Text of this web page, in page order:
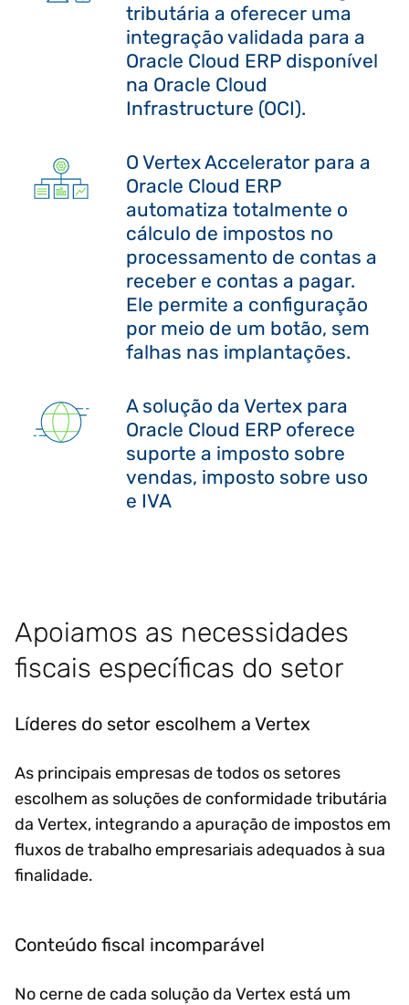
tributária a oferecer uma
integração validada para a
Oracle Cloud ERP disponível
na Oracle Cloud
Infrastructure (OCI).
O Vertex Accelerator para a
Oracle Cloud ERP
automatiza totalmente o
cálculo de impostos no
processamento de contas a
receber e contas a pagar.
Ele permite a configuração
por meio de um botão, sem
falhas nas implantações.
A solução da Vertex para
Oracle Cloud ERP oferece
suporte a imposto sobre
vendas, imposto sobre uso
e IVA
Apoiamos as necessidades
fiscais específicas do setor
Líderes do setor escolhem a Vertex
As principais empresas de todos os setores
escolhem as soluções de conformidade tributária
da Vertex, integrando a apuração de impostos em
fluxos de trabalho empresariais adequados à sua
finalidade.
Conteúdo fiscal incomparável
No cerne de cada solução da Vertex está um